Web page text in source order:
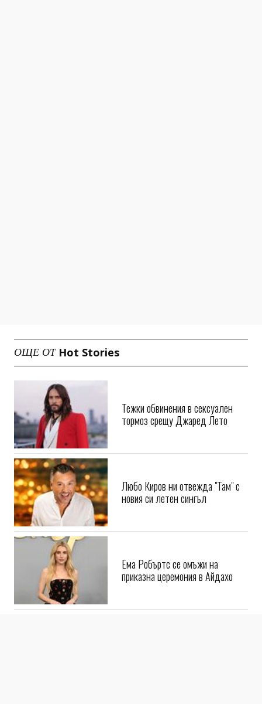
ОЩЕ ОТ Hot Stories
Тежки обвинения в сексуален
тормоз срещу Джаред Лето
Любо Киров ни отвежда "Там" с
новия си летен сингъл
Ема Робъртс се омъжи на
приказна церемония в Айдахо